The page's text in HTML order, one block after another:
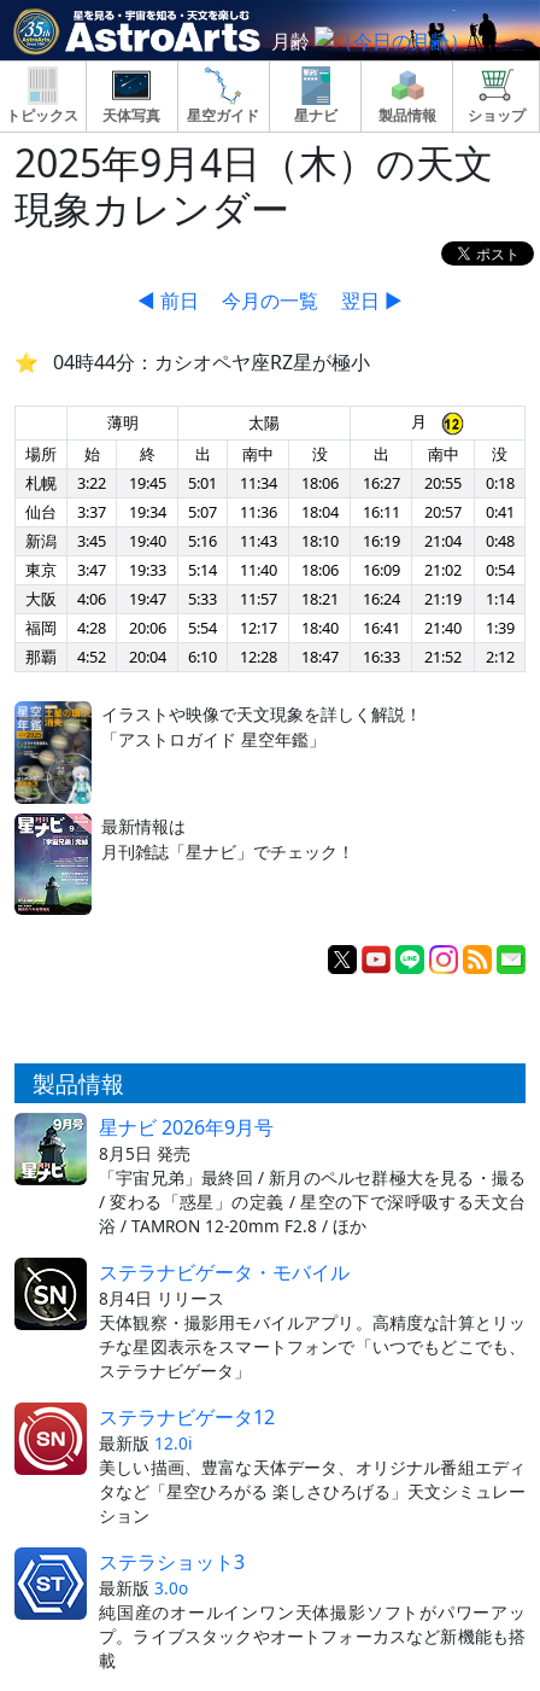
月齢
トピックス 天体写真 星空ガイド 星ナビ 製品情報 ショップ
2025年9月4日（木）の天文
現象カレンダー
◀ 前日 今月の一覧 翌日 ▶
04時44分：カシオペヤ座RZ星が極小
薄明 太陽
月
場所
始 終 出 南中 没 出 南中
没
札幌
3:22 19:45 5:01 11:34 18:06 16:27 20:55
0:18
仙台
3:37 19:34 5:07 11:36 18:04 16:11 20:57
0:41
新潟
3:45 19:40 5:16 11:43 18:10 16:19 21:04
0:48
東京
3:47 19:33 5:14 11:40 18:06 16:09 21:02
0:54
大阪
4:06 19:47 5:33 11:57 18:21 16:24 21:19
1:14
福岡
4:28 20:06 5:54 12:17 18:40 16:41 21:40
1:39
那覇
4:52 20:04 6:10 12:28 18:47 16:33 21:52 2:12
イラストや映像で天文現象を詳しく解説！
「アストロガイド 星空年鑑」
最新情報は
月刊雑誌「星ナビ」でチェック！
製品情報
星ナビ 2026年9月号
8月5日 発売
「宇宙兄弟」最終回 / 新月のペルセ群極大を見る・撮る
/ 変わる「惑星」の定義 / 星空の下で深呼吸する天文台
浴 / TAMRON 12-20mm F2.8 / ほか
ステラナビゲータ・モバイル
8月4日 リリース
天体観察・撮影用モバイルアプリ。高精度な計算とリッ
チな星図表示をスマートフォンで「いつでもどこでも、
ステラナビゲータ」
ステラナビゲータ12
最新版 12.0i
美しい描画、豊富な天体データ、オリジナル番組エディ
タなど「星空ひろがる 楽しさひろげる」天文シミュレー
ション
ステラショット3
最新版 3.0o
純国産のオールインワン天体撮影ソフトがパワーアッ
プ。ライブスタックやオートフォーカスなど新機能も搭
載